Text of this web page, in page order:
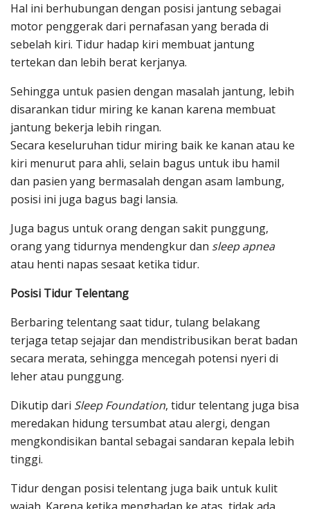
Hal ini berhubungan dengan posisi jantung sebagai
motor penggerak dari pernafasan yang berada di
sebelah kiri. Tidur hadap kiri membuat jantung
tertekan dan lebih berat kerjanya.
Sehingga untuk pasien dengan masalah jantung, lebih
disarankan tidur miring ke kanan karena membuat
jantung bekerja lebih ringan.
Secara keseluruhan tidur miring baik ke kanan atau ke
kiri menurut para ahli, selain bagus untuk ibu hamil
dan pasien yang bermasalah dengan asam lambung,
posisi ini juga bagus bagi lansia.
Juga bagus untuk orang dengan sakit punggung,
orang yang tidurnya mendengkur dan sleep apnea
atau henti napas sesaat ketika tidur.
Posisi Tidur Telentang
Berbaring telentang saat tidur, tulang belakang
terjaga tetap sejajar dan mendistribusikan berat badan
secara merata, sehingga mencegah potensi nyeri di
leher atau punggung.
Dikutip dari Sleep Foundation, tidur telentang juga bisa
meredakan hidung tersumbat atau alergi, dengan
mengkondisikan bantal sebagai sandaran kepala lebih
tinggi.
Tidur dengan posisi telentang juga baik untuk kulit